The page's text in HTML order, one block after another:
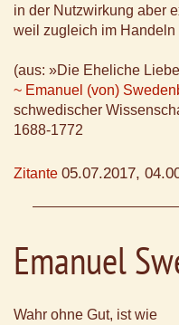
in der Nutzwirkung aber
weil zugleich im
(aus: »Die Eheliche
~ Emanuel (von)
schwedischer
1688-1772
Zitante 05.07.2017,
Emanuel
Wahr ohne Gut, ist wie